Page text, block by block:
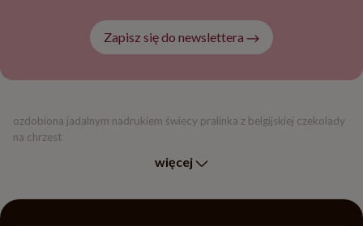
Zapisz się do newslettera
ozdobiona jadalnym nadrukiem świecy pralinka z belgijskiej czekolady
na chrzest
więcej